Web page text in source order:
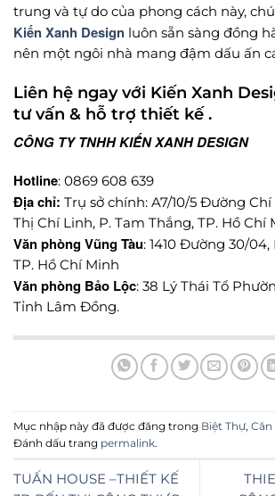
trung và tự do của phong cách này,
Kiến Xanh Design luôn sẵn sàng đồng
nên một ngôi nhà mang đậm dấu ấn
Liên hệ ngay với Kiến Xanh
tư vấn & hỗ trợ thiết kế .
CÔNG TY TNHH KIẾN XANH DESIGN
Hotline: 0869 608 639
Địa chỉ: Trụ sở chính: A7/10/5 Đường
Thị Chí Linh, P. Tam Thắng, TP. Hồ Chí
Văn phòng Vũng Tàu: 1410 Đường 30/
TP. Hồ Chí Minh
Văn phòng Bảo Lộc: 38 Lý Thái Tổ
Tỉnh Lâm Đồng.
Mục nhập này đã được đăng trong Biệt Thự, Căn
Đánh dấu trang permalink.
TUẤN HOUSE –THIẾT KẾ